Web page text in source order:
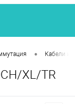
• Кабели и
XL/TR